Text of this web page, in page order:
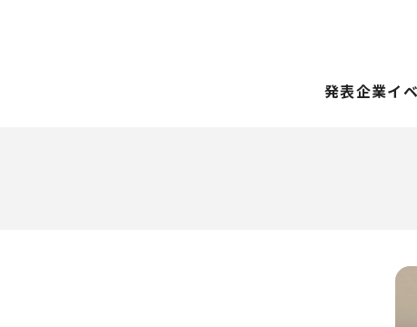
発表企業イ